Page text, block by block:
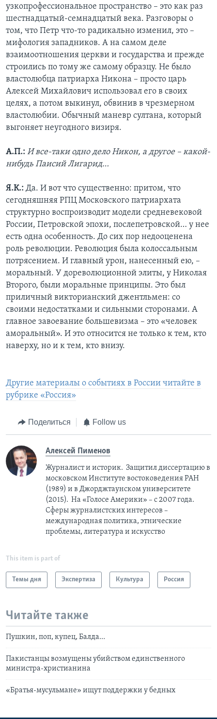
узкопрофессиональное пространство – это как раз
шестнадцатый-семнадцатый века. Разговоры о
том, что Петр что-то радикально изменил, это –
мифология западников. А на самом деле
взаимоотношения церкви и государства и прежде
строились по тому же самому образцу. Не было
властолюбца патриарха Никона – просто царь
Алексей Михайлович использовал его в своих
целях, а потом выкинул, обвинив в чрезмерном
властолюбии. Обычный маневр султана, который
выгоняет неугодного визиря.
А.П.: И все-таки одно дело Никон, а другое – какой-
нибудь Паисий Лигарид…
Я.К.: Да. И вот что существенно: притом, что
сегодняшняя РПЦ Московского патриархата
структурно воспроизводит модели средневековой
России, Петровской эпохи, послепетровской… у нее
есть одна особенность. До сих пор недооценена
роль революции. Революция была колоссальным
потрясением. И главный урон, нанесенный ею, –
моральный. У дореволюционной элиты, у Николая
Второго, были моральные принципы. Это был
приличный викторианский джентльмен: со
своими недостатками и сильными сторонами. А
главное завоевание большевизма – это «человек
аморальный». И это относится не только к тем, кто
наверху, но и к тем, кто внизу.
Другие материалы о событиях в России читайте в
рубрике «Россия»
Поделиться Follow us
Алексей Пименов
Журналист и историк. Защитил диссертацию в
московском Институте востоковедения РАН
(1989) и в Джорджтаунском университете
(2015). На «Голосе Америки» – с 2007 года.
Сферы журналистских интересов –
международная политика, этнические
проблемы, литература и искусство
This item is part of
Темы дня Экспертиза Культура Россия
Читайте также
Пушкин, поп, купец, Балда…
Пакистанцы возмущены убийством единственного
министра-христианина
«Братья-мусульмане» ищут поддержки у бедных